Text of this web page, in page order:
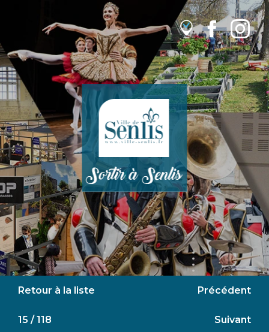
Retour à la liste Précédent
15 / 118 Suivant